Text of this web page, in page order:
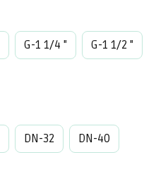
G-1 1/4 " G-1 1/2 "
DN-32 DN-40